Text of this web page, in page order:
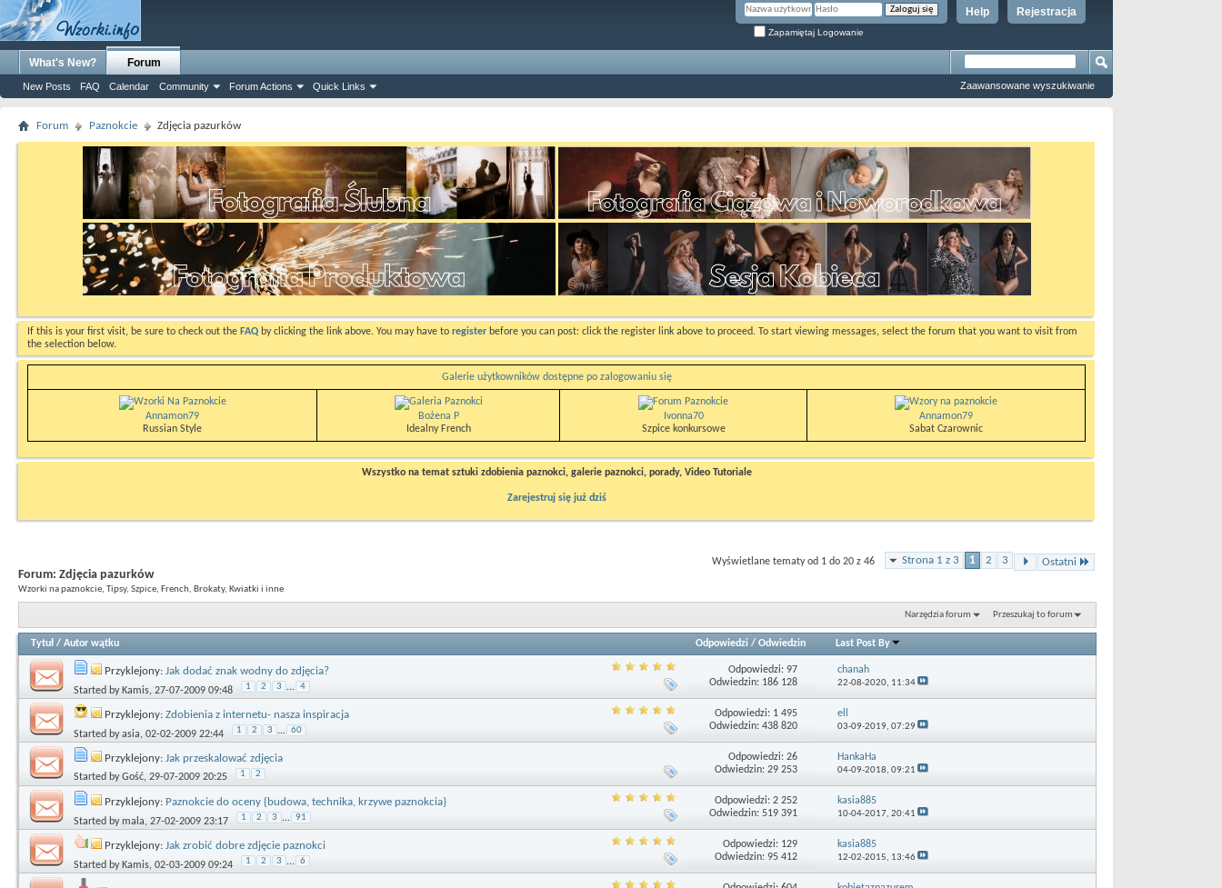
Rejestracja
Help
Zapamiętaj Logowanie
What's New? Forum
New Posts FAQ Calendar Community Forum Actions Quick Links Zaawansowane wyszukiwanie
Forum Paznokcie Zdjęcia pazurków
If this is your first visit, be sure to check out the FAQ by clicking the link above. You may have to register before you can post: click the register link above to proceed. To start viewing messages, select the forum that you want to visit from
the selection below.
Galerie użytkowników dostępne po zalogowaniu się
Annamon79
Russian Style
Bożena P
Idealny French
Ivonna70
Szpice konkursowe
Annamon79
Sabat Czarownic
Wszystko na temat sztuki zdobienia paznokci, galerie paznokci, porady, Video Tutoriale
Zarejestruj się już dziś
Strona 1 z 3 1 2 3 Ostatni
Wyświetlane tematy od 1 do 20 z 46
Forum: Zdjęcia pazurków
Wzorki na paznokcie, Tipsy, Szpice, French, Brokaty, Kwiatki i inne
Narzędzia forum Przeszukaj to forum
Tytuł / Autor wątku Odpowiedzi/ Odwiedzin Last Post By
Przyklejony: Jak dodać znak wodny do zdjęcia?
Started by Kamis, 27-07-2009 09:48 1 2 3 ... 4
Odpowiedzi: 97
Odwiedzin: 186 128
chanah
22-08-2020, 11:34
Przyklejony: Zdobienia z internetu- nasza inspiracja
Started byasia, 02-02-2009 22:44 1 2 3 ... 60
Odpowiedzi: 1 495
Odwiedzin: 438 820
ell
03-09-2019, 07:29
Przyklejony: Jak przeskalować zdjęcia
Started byGość, 29-07-2009 20:25 1 2
Odpowiedzi: 26
Odwiedzin: 29 253
HankaHa
04-09-2018, 09:21
Przyklejony: Paznokcie do oceny {budowa, technika, krzywe paznokcia}
Started bymala, 27-02-2009 23:17 1 2 3 ... 91
Odpowiedzi: 2 252
Odwiedzin: 519 391
kasia885
10-04-2017, 20:41
Przyklejony: Jak zrobić dobre zdjęcie paznokci
Started by Kamis, 02-03-2009 09:24 1 2 3 ... 6
Odpowiedzi: 129
Odwiedzin: 95 412
kasia885
12-02-2015, 13:46